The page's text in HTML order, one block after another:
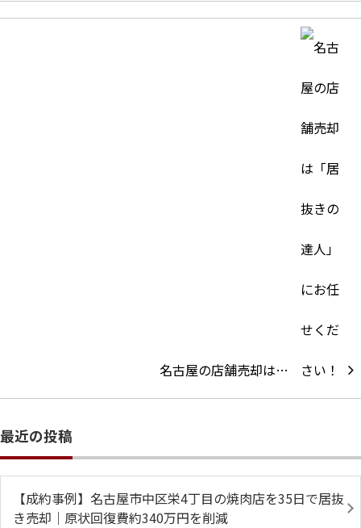
名古屋の店舗売却は…
最近の投稿
【成約事例】名古屋市中区栄4丁目の焼肉店を35日で居抜
き売却｜原状回復費約340万円を削減